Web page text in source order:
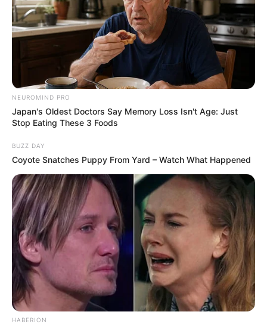
NEUROMIND PRO
Japan's Oldest Doctors Say Memory Loss Isn't Age: Just
Stop Eating These 3 Foods
BUZZ DAY
Coyote Snatches Puppy From Yard – Watch What Happened
HABERION